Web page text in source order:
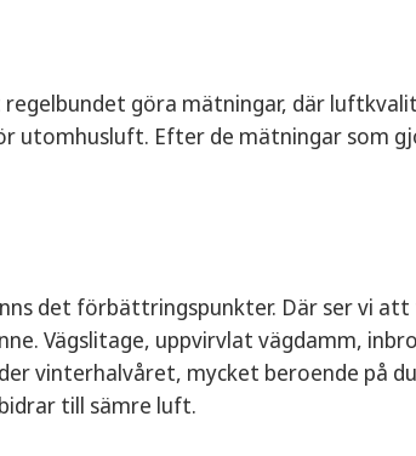
göra mätningar, där
utomhusluft. Efter de mätningar som
det förbättringspunkter. Där ser vi
Vägslitage, uppvirvlat vägdamm,
vinterhalvåret, mycket beroende på
till sämre luft.